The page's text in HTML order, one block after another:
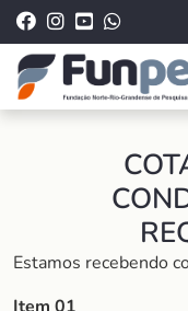
Estamos recebendo